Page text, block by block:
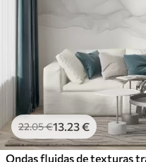
22.05€13 .23€